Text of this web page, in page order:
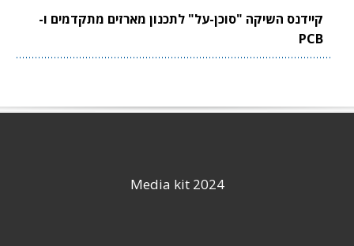
קיידנס השיקה "סוכן-על" לתכנון מארזים מתקדמים ו-
PCB
Media kit 2024